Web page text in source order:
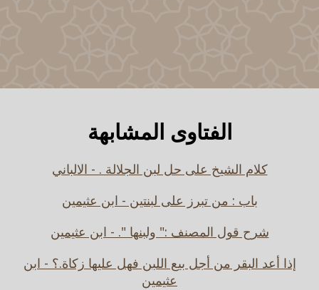
الفتاوى المشابهة
كلام الشيخ على حل لبن الجلالة . - الالباني
باب : من تبرز على لبنتين - ابن عثيمين
شرح قول المصنف :" ولبنها ". - ابن عثيمين
إذا أعد البقر من أجل بيع اللبن فهل عليها زكاة.؟ - ابن
عثيمين